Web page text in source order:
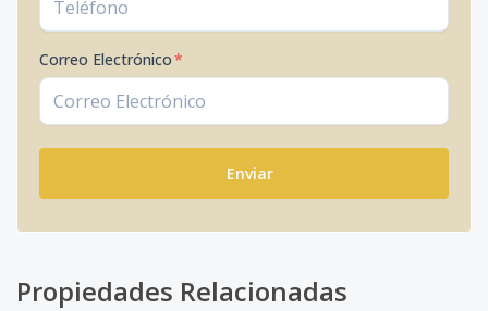
Correo Electrónico*
Enviar
Propiedades Relacionadas